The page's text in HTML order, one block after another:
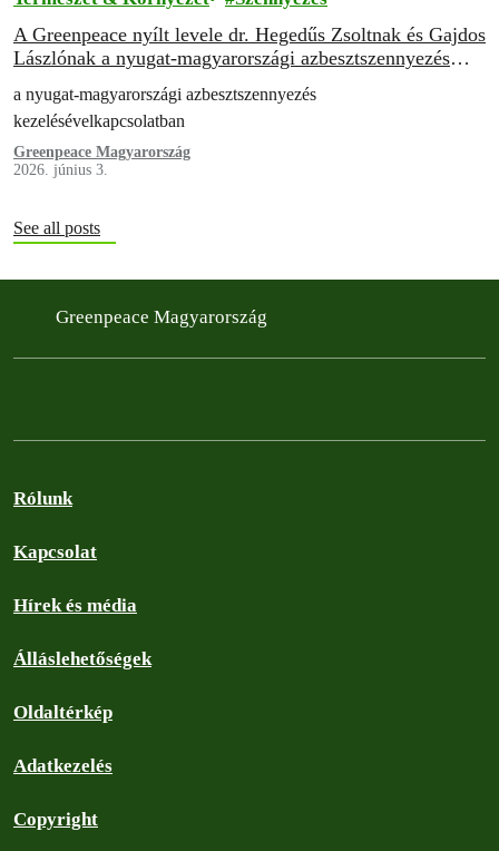
A Greenpeace nyílt levele dr. Hegedűs Zsoltnak és Gajdos
Lászlónak a nyugat-magyarországi azbesztszennyezés
kezelésével kapcsolatban
a nyugat-magyarországi azbesztszennyezés
kezelésévelkapcsolatban
Greenpeace Magyarország
2026. június 3.
See all posts
Greenpeace Magyarország
Rólunk
Kapcsolat
Hírek és média
Álláslehetőségek
Oldaltérkép
Adatkezelés
Copyright